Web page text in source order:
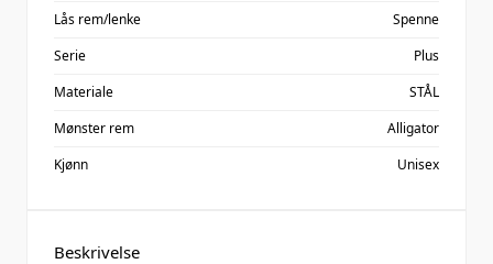
Beskrivelse
Lås rem/lenke
Spenne
Serie
Plus
Materiale
STÅL
Mønster rem
Alligator
Kjønn
Unisex